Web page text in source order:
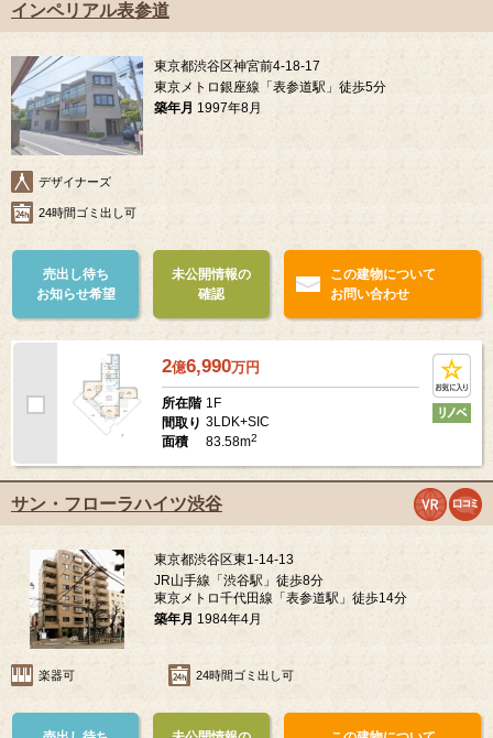
インペリアル表参道
東京都渋谷区神宮前4-18-17
東京メトロ銀座線「表参道駅」徒歩5分
築年月 1997年8月
デザイナーズ
24時間ゴミ出し可
売出し待ち
お知らせ希望
未公開情報の
確認
この建物について
お問い合わせ
2億6,990万円
所在階 1F
間取り 3LDK+SIC
面積
83.58m2
サン・フローラハイツ渋谷
東京都渋谷区東1-14-13
JR山手線「渋谷駅」徒歩8分
東京メトロ千代田線「表参道駅」徒歩14分
築年月 1984年4月
楽器可 24時間ゴミ出し可